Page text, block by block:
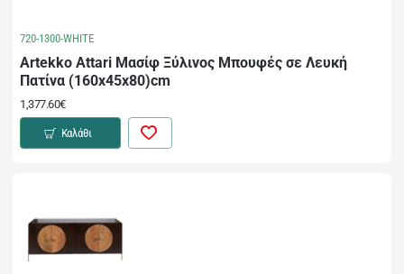
720-1300-WHITE
Artekko Attari Μασίφ Ξύλινος Μπουφές σε Λευκή
Πατίνα (160x45x80)cm
1,377.60€
Καλάθι